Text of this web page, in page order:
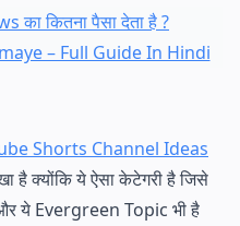
का कितना पैसा देता है ?
– Full Guide In Hindi
Shorts Channel Ideas
है क्योंकि ये ऐसा केटेगरी है जिसे
ये Evergreen Topic भी है